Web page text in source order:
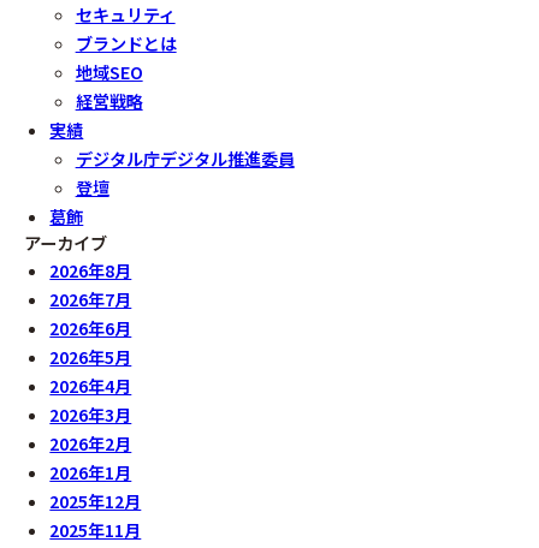
セキュリティ
ブランドとは
地域SEO
経営戦略
実績
デジタル庁デジタル推進委員
登壇
葛飾
アーカイブ
2026年8月
2026年7月
2026年6月
2026年5月
2026年4月
2026年3月
2026年2月
2026年1月
2025年12月
2025年11月